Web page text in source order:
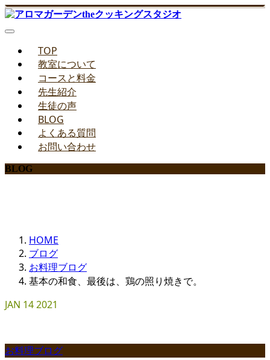
TOP
教室について
コースと料金
先生紹介
生徒の声
BLOG
よくある質問
お問い合わせ
BLOG
HOME
ブログ
お料理ブログ
基本の和食、最後は、鶏の照り焼きで。
JAN 142021
お料理ブログ